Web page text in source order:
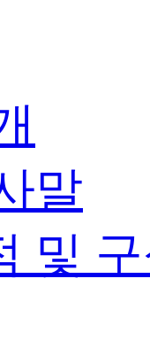
말
및